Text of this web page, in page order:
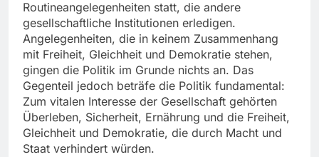
Routineangelegenheiten statt, die andere
gesellschaftliche Institutionen erledigen.
Angelegenheiten, die in keinem Zusammenhang
mit Freiheit, Gleichheit und Demokratie stehen,
gingen die Politik im Grunde nichts an. Das
Gegenteil jedoch beträfe die Politik fundamental:
Zum vitalen Interesse der Gesellschaft gehörten
Überleben, Sicherheit, Ernährung und die Freiheit,
Gleichheit und Demokratie, die durch Macht und
Staat verhindert würden.